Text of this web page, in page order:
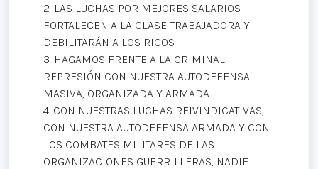
2. LAS LUCHAS POR MEJORES SALARIOS
FORTALECEN A LA CLASE TRABAJADORA Y
DEBILITARÁN A LOS RICOS
3. HAGAMOS FRENTE A LA CRIMINAL
REPRESIÓN CON NUESTRA AUTODEFENSA
MASIVA, ORGANIZADA Y ARMADA
4. CON NUESTRAS LUCHAS REIVINDICATIVAS,
CON NUESTRA AUTODEFENSA ARMADA Y CON
LOS COMBATES MILITARES DE LAS
ORGANIZACIONES GUERRILLERAS, NADIE